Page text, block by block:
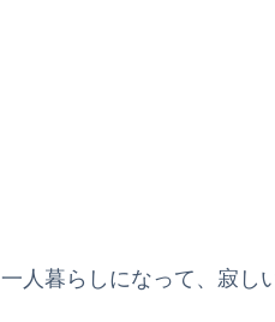
一人暮らしになって、寂し